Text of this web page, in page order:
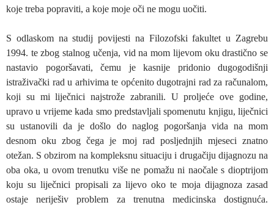
koje treba popraviti, a koje moje oči ne mogu uočiti.
S odlaskom na studij povijesti na Filozofski fakultet u Zagrebu
1994. te zbog stalnog učenja, vid na mom lijevom oku drastično se
nastavio pogoršavati, čemu je kasnije pridonio dugogodišnji
istraživački rad u arhivima te općenito dugotrajni rad za računalom,
koji su mi liječnici najstrože zabranili. U proljeće ove godine,
upravo u vrijeme kada smo predstavljali spomenutu knjigu, liječnici
su ustanovili da je došlo do naglog pogoršanja vida na mom
desnom oku zbog čega je moj rad posljednjih mjeseci znatno
otežan. S obzirom na kompleksnu situaciju i drugačiju dijagnozu na
oba oka, u ovom trenutku više ne pomažu ni naočale s dioptrijom
koju su liječnici propisali za lijevo oko te moja dijagnoza zasad
ostaje neriješiv problem za trenutna medicinska dostignuća.